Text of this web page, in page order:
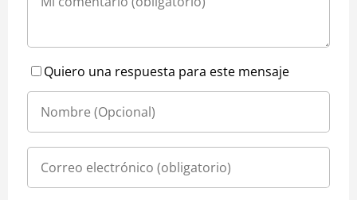
Quiero una respuesta para este mensaje